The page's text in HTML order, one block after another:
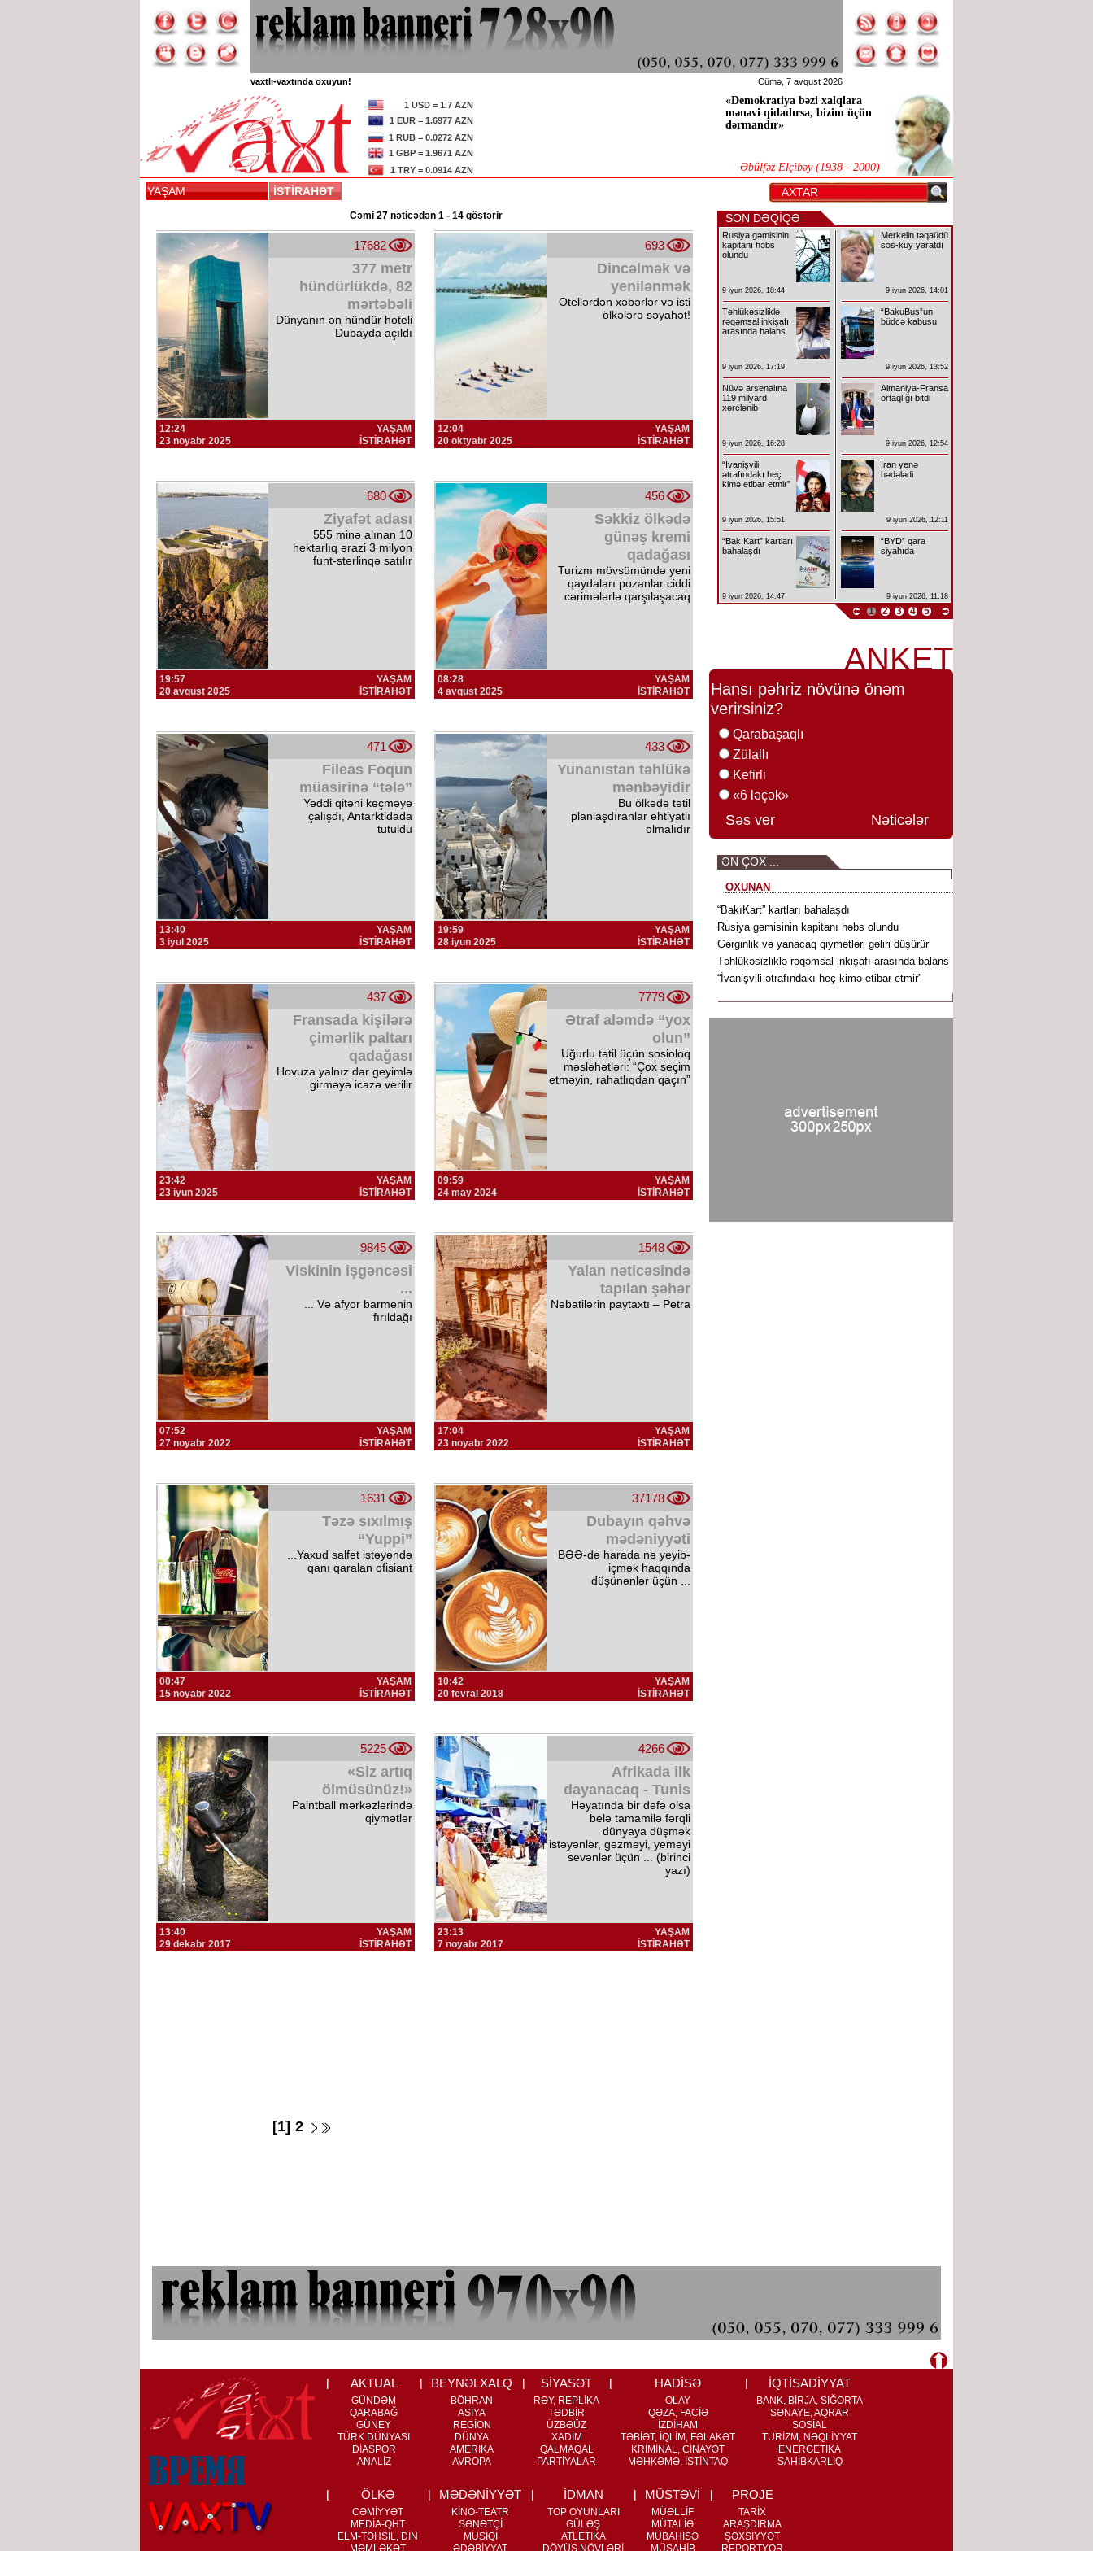
vaxtlı-vaxtında oxuyun! Cümə, 7 avqust 2026
1 USD = 1.7 AZN
1 EUR = 1.6977 AZN
1 RUB = 0.0272 AZN
1 GBP = 1.9671 AZN
1 TRY = 0.0914 AZN
«Demokratiya bəzi xalqlara
mənəvi qidadırsa, bizim üçün
dərmandır»
Əbülfəz Elçibəy (1938 - 2000)
YAŞAM İSTİRAHƏT
Cəmi 27 nəticədən 1 - 14 göstərir
17682
377 metr
hündürlükdə, 82
mərtəbəli
Dünyanın ən hündür hoteli
Dubayda açıldı
12:24
23 noyabr 2025
YAŞAM
İSTİRAHƏT
693
Dincəlmək və
yenilənmək
Otellərdən xəbərlər və isti
ölkələrə səyahət!
12:04
20 oktyabr 2025
YAŞAM
İSTİRAHƏT
680
Ziyafət adası
555 minə alınan 10
hektarlıq ərazi 3 milyon
funt-sterlinqə satılır
19:57
20 avqust 2025
YAŞAM
İSTİRAHƏT
456
Səkkiz ölkədə
günəş kremi
qadağası
Turizm mövsümündə yeni
qaydaları pozanlar ciddi
cərimələrlə qarşılaşacaq
08:28
4 avqust 2025
YAŞAM
İSTİRAHƏT
471
Fileas Foqun
müasirinə “tələ”
Yeddi qitəni keçməyə
çalışdı, Antarktidada
tutuldu
13:40
3 iyul 2025
YAŞAM
İSTİRAHƏT
433
Yunanıstan təhlükə
mənbəyidir
Bu ölkədə tətil
planlaşdıranlar ehtiyatlı
olmalıdır
19:59
28 iyun 2025
YAŞAM
İSTİRAHƏT
437
Fransada kişilərə
çimərlik paltarı
qadağası
Hovuza yalnız dar geyimlə
girməyə icazə verilir
23:42
23 iyun 2025
YAŞAM
İSTİRAHƏT
7779
Ətraf aləmdə “yox
olun”
Uğurlu tətil üçün sosioloq
məsləhətləri: “Çox seçim
etməyin, rahatlıqdan qaçın”
09:59
24 may 2024
YAŞAM
İSTİRAHƏT
9845
Viskinin işgəncəsi
...
... Və afyor barmenin
fırıldağı
07:52
27 noyabr 2022
YAŞAM
İSTİRAHƏT
1548
Yalan nəticəsində
tapılan şəhər
Nəbatilərin paytaxtı – Petra
17:04
23 noyabr 2022
YAŞAM
İSTİRAHƏT
1631
Təzə sıxılmış
“Yuppi”
...Yaxud salfet istəyəndə
qanı qaralan ofisiant
00:47
15 noyabr 2022
YAŞAM
İSTİRAHƏT
37178
Dubayın qəhvə
mədəniyyəti
BƏƏ-də harada nə yeyib-
içmək haqqında
düşünənlər üçün ...
10:42
20 fevral 2018
YAŞAM
İSTİRAHƏT
5225
«Siz artıq
ölmüsünüz!»
Paintball mərkəzlərində
qiymətlər
13:40
29 dekabr 2017
YAŞAM
İSTİRAHƏT
4266
Afrikada ilk
dayanacaq - Tunis
Həyatında bir dəfə olsa
belə tamamilə fərqli
dünyaya düşmək
istəyənlər, gəzməyi, yeməyi
sevənlər üçün ... (birinci
yazı)
23:13
7 noyabr 2017
YAŞAM
İSTİRAHƏT
[1] 2
SON DƏQİQƏ
Rusiya gəmisinin
kapitanı həbs
olundu
9 iyun 2026, 18:44
Təhlükəsizliklə
rəqəmsal inkişafı
arasında balans
9 iyun 2026, 17:19
Nüvə arsenalına
119 milyard
xərclənib
9 iyun 2026, 16:28
“İvanişvili
ətrafındakı heç
kimə etibar etmir”
9 iyun 2026, 15:51
“BakıKart” kartları
bahalaşdı
9 iyun 2026, 14:47
Merkelin təqaüdü
səs-küy yaratdı
9 iyun 2026, 14:01
“BakuBus”un
büdcə kabusu
9 iyun 2026, 13:52
Almaniya-Fransa
ortaqlığı bitdi
9 iyun 2026, 12:54
İran yenə
hədələdi
9 iyun 2026, 12:11
“BYD” qara
siyahıda
9 iyun 2026, 11:18
1 2 3 4 5
ANKET
Hansı pəhriz növünə önəm
verirsiniz?
Qarabaşaqlı
Zülallı
Kefirli
«6 ləçək»
Səs ver Nəticələr
ƏN ÇOX ...
OXUNAN
“BakıKart” kartları bahalaşdı
Rusiya gəmisinin kapitanı həbs olundu
Gərginlik və yanacaq qiymətləri gəliri düşürür
Təhlükəsizliklə rəqəmsal inkişafı arasında balans
“İvanişvili ətrafındakı heç kimə etibar etmir”
AKTUAL
GÜNDƏM
QARABAĞ
GÜNEY
TÜRK DÜNYASI
DİASPOR
ANALİZ
BEYNƏLXALQ
BÖHRAN
ASİYA
REGİON
DÜNYA
AMERİKA
AVROPA
SİYASƏT
RƏY, REPLİKA
TƏDBİR
ÜZBƏÜZ
XADİM
QALMAQAL
PARTİYALAR
HADİSƏ
OLAY
QƏZA, FACİƏ
İZDİHAM
TƏBİƏT, İQLİM, FƏLAKƏT
KRİMİNAL, CİNAYƏT
MƏHKƏMƏ, İSTİNTAQ
İQTİSADİYYAT
BANK, BİRJA, SIĞORTA
SƏNAYE, AQRAR
SOSİAL
TURİZM, NƏQLİYYAT
ENERGETİKA
SAHİBKARLIQ
ÖLKƏ
CƏMİYYƏT
MEDİA-QHT
ELM-TƏHSİL, DİN
MƏMLƏKƏT
MƏDƏNİYYƏT
KİNO-TEATR
SƏNƏTÇİ
MUSİQİ
ƏDƏBİYYAT
İDMAN
TOP OYUNLARI
GÜLƏŞ
ATLETİKA
DÖYÜŞ NÖVLƏRİ
MÜSTƏVİ
MÜƏLLİF
MÜTALİƏ
MÜBAHİSƏ
MÜSAHİB
PROJE
TARİX
ARAŞDIRMA
ŞƏXSİYYƏT
REPORTYOR